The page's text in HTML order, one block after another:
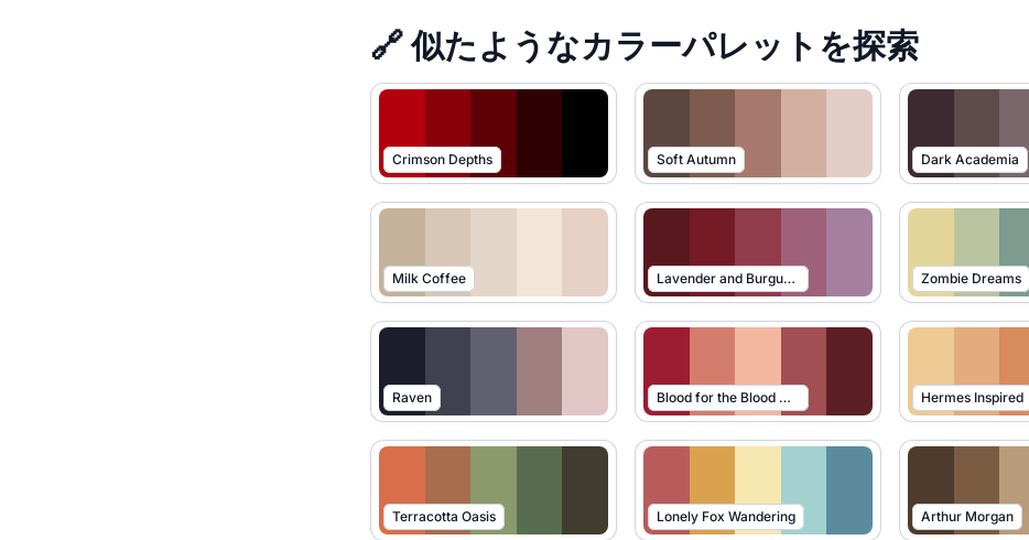
🔗 似たようなカラーパレットを探索
Crimson Depths Soft Autumn Dark Academia
Milk Coffee Lavender and Burgundy Zombie Dreams
Raven Blood for the Blood God Hermes Inspired
Terracotta Oasis Lonely Fox Wandering Arthur Morgan